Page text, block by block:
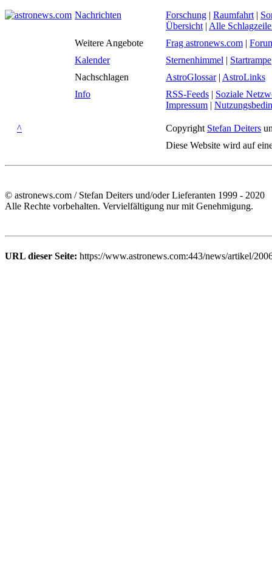
Nachrichten Forschung | Raumfahrt |
Übersicht | Alle
Weitere Angebote
Frag astronews.com |
Kalender
Sternenhimmel | Startrampe
Nachschlagen
AstroGlossar| AstroLinks
Info
RSS-Feeds | Soziale
Impressum |
^ Copyright Stefan Deiters
Diese Website wird auf
© astronews.com / Stefan Deiters und/oder Lieferanten 1999 - 2020
Alle Rechte vorbehalten. Vervielfältigung nur mit Genehmigung.
URL dieser Seite: https://www.astronews.com:443/news/artikel/